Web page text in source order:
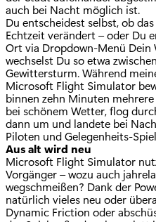
auch bei Nacht möglich ist.
Du entscheidest selbst, ob
Echtzeit verändert – oder Du
Ort via Dropdown-Menü Dein
wechselst Du so etwa
Gewittersturm. Während
Microsoft Flight Simulator
binnen zehn Minuten
bei schönem Wetter, flog
dann um und landete bei
Piloten und Gelegenheits-
Aus alt wird neu
Microsoft Flight Simulator
Vorgänger – wozu auch
wegschmeißen? Dank der
natürlich vieles neu oder
Dynamic Friction oder